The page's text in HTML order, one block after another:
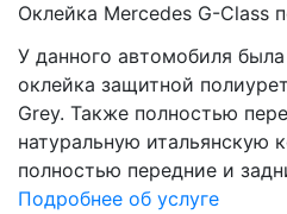
Оклейка Mercedes G-Class
У данного автомобиля
оклейка защитной
Grey. Также полностью
натуральную итальянскую
полностью передние и
Подробнее об услуге